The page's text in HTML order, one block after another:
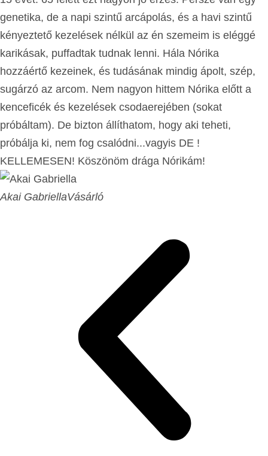
genetika, de a napi szintű arcápolás, és a havi szintű
kényeztető kezelések nélkül az én szemeim is eléggé
karikásak, puffadtak tudnak lenni. Hála Nórika
hozzáértő kezeinek, és tudásának mindig ápolt, szép,
sugárzó az arcom. Nem nagyon hittem Nórika előtt a
kenceficék és kezelések csodaerejében (sokat
próbáltam). De bizton állíthatom, hogy aki teheti,
próbálja ki, nem fog csalódni...vagyis DE !
KELLEMESEN! Köszönöm drága Nórikám!
Akai GabriellaVásárló